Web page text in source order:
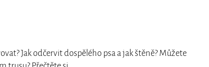
Jak odčervit dospělého psa a jak štěně? Můžete